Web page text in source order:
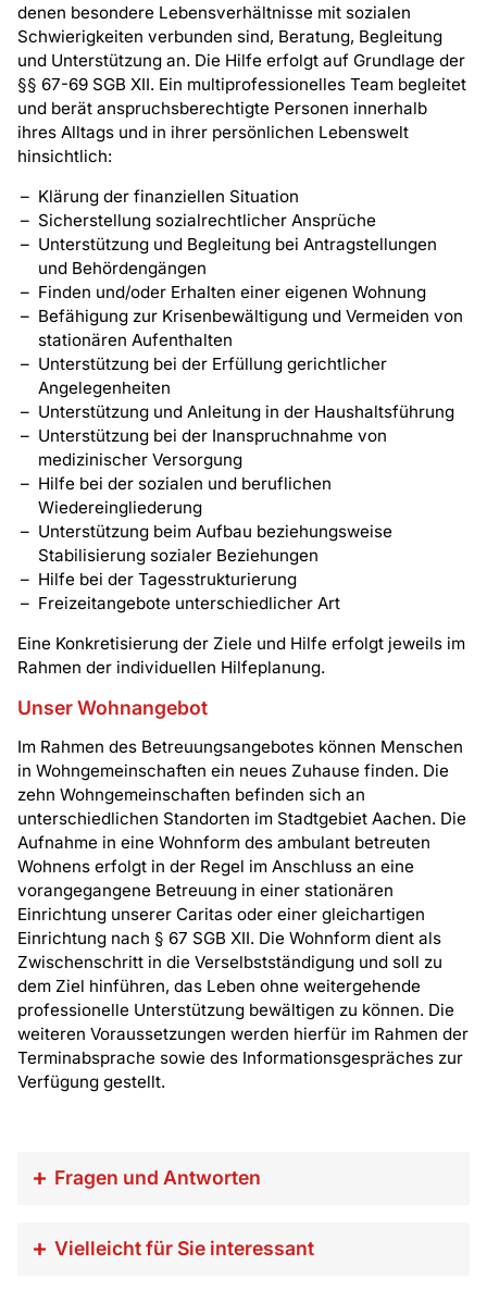
denen besondere Lebensverhältnisse mit sozialen
Schwierigkeiten verbunden sind, Beratung, Begleitung
und Unterstützung an. Die Hilfe erfolgt auf Grundlage der
§§ 67-69 SGB XII. Ein multiprofessionelles Team begleitet
und berät anspruchsberechtigte Personen innerhalb
ihres Alltags und in ihrer persönlichen Lebenswelt
hinsichtlich:
Klärung der finanziellen Situation
Sicherstellung sozialrechtlicher Ansprüche
Unterstützung und Begleitung bei Antragstellungen
und Behördengängen
Finden und/oder Erhalten einer eigenen Wohnung
Befähigung zur Krisenbewältigung und Vermeiden von
stationären Aufenthalten
Unterstützung bei der Erfüllung gerichtlicher
Angelegenheiten
Unterstützung und Anleitung in der Haushaltsführung
Unterstützung bei der Inanspruchnahme von
medizinischer Versorgung
Hilfe bei der sozialen und beruflichen
Wiedereingliederung
Unterstützung beim Aufbau beziehungsweise
Stabilisierung sozialer Beziehungen
Hilfe bei der Tagesstrukturierung
Freizeitangebote unterschiedlicher Art
Eine Konkretisierung der Ziele und Hilfe erfolgt jeweils im
Rahmen der individuellen Hilfeplanung.
Unser Wohnangebot
Im Rahmen des Betreuungsangebotes können Menschen
in Wohngemeinschaften ein neues Zuhause finden. Die
zehn Wohngemeinschaften befinden sich an
unterschiedlichen Standorten im Stadtgebiet Aachen. Die
Aufnahme in eine Wohnform des ambulant betreuten
Wohnens erfolgt in der Regel im Anschluss an eine
vorangegangene Betreuung in einer stationären
Einrichtung unserer Caritas oder einer gleichartigen
Einrichtung nach § 67 SGB XII. Die Wohnform dient als
Zwischenschritt in die Verselbstständigung und soll zu
dem Ziel hinführen, das Leben ohne weitergehende
professionelle Unterstützung bewältigen zu können. Die
weiteren Voraussetzungen werden hierfür im Rahmen der
Terminabsprache sowie des Informationsgespräches zur
Verfügung gestellt.
Fragen und Antworten
Es ist ein Angebot für Menschen, bei denen sich
Vielleicht für Sie interessant